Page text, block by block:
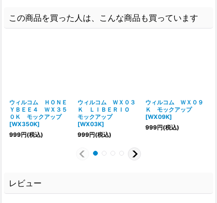
この商品を買った人は、こんな商品も買っています
ウィルコム ＨＯＮＥ
ＹＢＥＥ４ ＷＸ３５
０Ｋ モックアップ
[WX350K]
999円(税込)
ウィルコム ＷＸ０３
Ｋ ＬＩＢＥＲＩＯ
モックアップ
[WX03K]
999円(税込)
ウィルコム ＷＸ０９
Ｋ モックアップ
[WX09K]
999円(税込)
レビュー